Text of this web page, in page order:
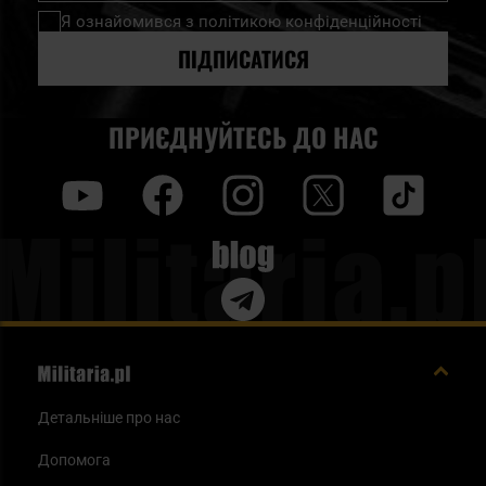
нашу
розсилку
Я ознайомився з політикою конфіденційності
ПІДПИСАТИСЯ
ПРИЄДНУЙТЕСЬ ДО НАС
Blog
Детальніше про нас
Допомога